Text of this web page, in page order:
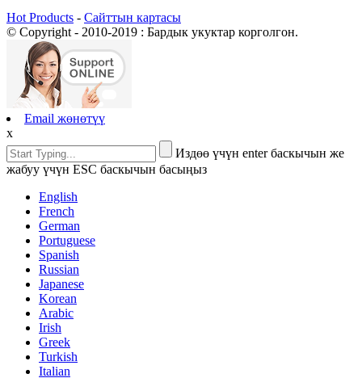
Hot Products - Сайттын картасы
© Copyright - 2010-2019 : Бардык укуктар корголгон.
Email жөнөтүү
x
Издөө үчүн enter баскычын же
жабуу үчүн ESC баскычын басыңыз
English
French
German
Portuguese
Spanish
Russian
Japanese
Korean
Arabic
Irish
Greek
Turkish
Italian